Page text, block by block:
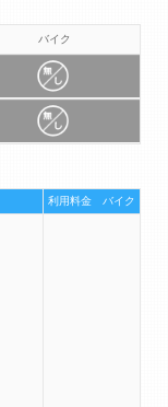
バイク
利用料金 バイク